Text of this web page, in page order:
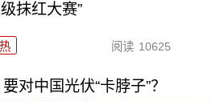
抹红大赛”
阅读 10625
对中国光伏“卡脖子”？